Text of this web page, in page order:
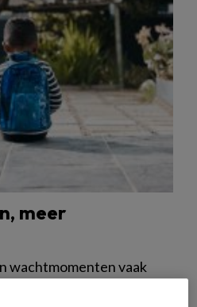
meer
wachtmomenten vaak